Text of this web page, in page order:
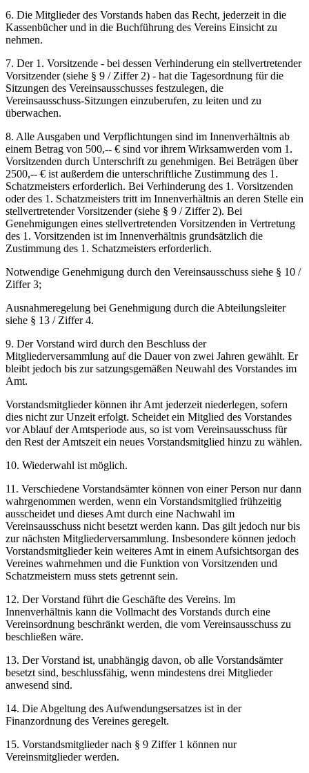
6. Die Mitglieder des Vorstands haben das Recht, jederzeit in die
Kassenbücher und in die Buchführung des Vereins Einsicht zu
nehmen.
7. Der 1. Vorsitzende - bei dessen Verhinderung ein stellvertretender
Vorsitzender (siehe § 9 / Ziffer 2) - hat die Tagesordnung für die
Sitzungen des Vereinsausschusses festzulegen, die
Vereinsausschuss-Sitzungen einzuberufen, zu leiten und zu
überwachen.
8. Alle Ausgaben und Verpflichtungen sind im Innenverhältnis ab
einem Betrag von 500,-- € sind vor ihrem Wirksamwerden vom 1.
Vorsitzenden durch Unterschrift zu genehmigen. Bei Beträgen über
2500,-- € ist außerdem die unterschriftliche Zustimmung des 1.
Schatzmeisters erforderlich. Bei Verhinderung des 1. Vorsitzenden
oder des 1. Schatzmeisters tritt im Innenverhältnis an deren Stelle ein
stellvertretender Vorsitzender (siehe § 9 / Ziffer 2). Bei
Genehmigungen eines stellvertretenden Vorsitzenden in Vertretung
des 1. Vorsitzenden ist im Innenverhältnis grundsätzlich die
Zustimmung des 1. Schatzmeisters erforderlich.
Notwendige Genehmigung durch den Vereinsausschuss siehe § 10 /
Ziffer 3;
Ausnahmeregelung bei Genehmigung durch die Abteilungsleiter
siehe § 13 / Ziffer 4.
9. Der Vorstand wird durch den Beschluss der
Mitgliederversammlung auf die Dauer von zwei Jahren gewählt. Er
bleibt jedoch bis zur satzungsgemäßen Neuwahl des Vorstandes im
Amt.
Vorstandsmitglieder können ihr Amt jederzeit niederlegen, sofern
dies nicht zur Unzeit erfolgt. Scheidet ein Mitglied des Vorstandes
vor Ablauf der Amtsperiode aus, so ist vom Vereinsausschuss für
den Rest der Amtszeit ein neues Vorstandsmitglied hinzu zu wählen.
10. Wiederwahl ist möglich.
11. Verschiedene Vorstandsämter können von einer Person nur dann
wahrgenommen werden, wenn ein Vorstandsmitglied frühzeitig
ausscheidet und dieses Amt durch eine Nachwahl im
Vereinsausschuss nicht besetzt werden kann. Das gilt jedoch nur bis
zur nächsten Mitgliederversammlung. Insbesondere können jedoch
Vorstandsmitglieder kein weiteres Amt in einem Aufsichtsorgan des
Vereines wahrnehmen und die Funktion von Vorsitzenden und
Schatzmeistern muss stets getrennt sein.
12. Der Vorstand führt die Geschäfte des Vereins. Im
Innenverhältnis kann die Vollmacht des Vorstands durch eine
Vereinsordnung beschränkt werden, die vom Vereinsausschuss zu
beschließen wäre.
13. Der Vorstand ist, unabhängig davon, ob alle Vorstandsämter
besetzt sind, beschlussfähig, wenn mindestens drei Mitglieder
anwesend sind.
14. Die Abgeltung des Aufwendungsersatzes ist in der
Finanzordnung des Vereines geregelt.
15. Vorstandsmitglieder nach § 9 Ziffer 1 können nur
Vereinsmitglieder werden.